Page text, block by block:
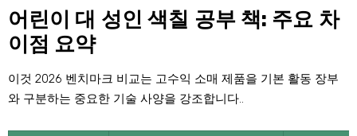
어린이 대 성인 색칠 공부 책: 주요 차
이점 요약
이것 2026 벤치마크 비교는 고수익 소매 제품을 기본 활동 장부
와 구분하는 중요한 기술 사양을 강조합니다..